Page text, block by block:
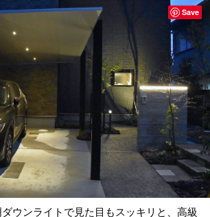
ウンライトで見た目もスッキリと、高級
Save